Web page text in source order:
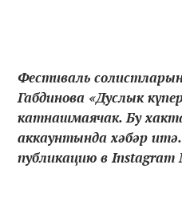
Фестиваль
Габдинова «Дуслык
катнашмаячак. Бу
аккаунтында хәбәр
публикацию в